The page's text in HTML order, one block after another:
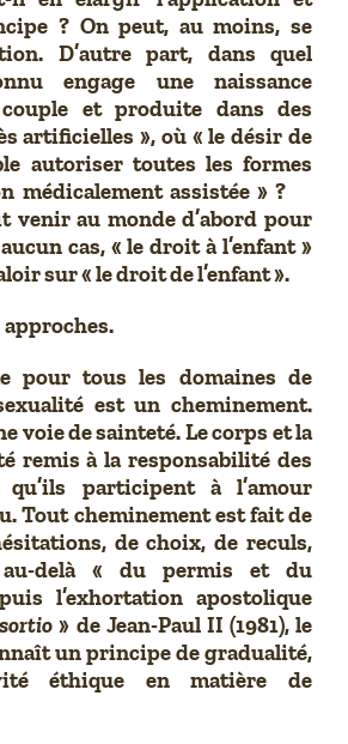
? On peut, au moins, se
D’autre part, dans quel
engage une naissance
et produite dans des
artificielles », où « le désir de
autoriser toutes les formes
médicalement assistée » ?
venir au monde d’abord pour
cas, « le droit à l’enfant »
sur « le droit de l’enfant ».
tous les domaines de
est un cheminement.
voie de sainteté. Le corps et la
remis à la responsabilité des
participent à l’amour
Tout cheminement est fait de
de choix, de reculs,
au-delà « du permis et du
l’exhortation apostolique
» de Jean-Paul II (1981), le
un principe de gradualité,
éthique en matière de